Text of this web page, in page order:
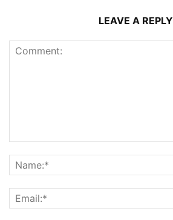
LEAVE A REPLY